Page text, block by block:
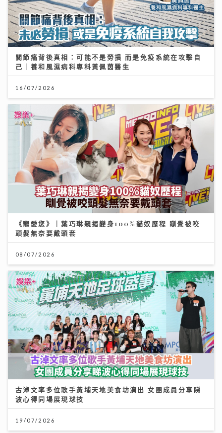
關節痛背後真相：可能不是勞損 而是免疫系統在攻擊自
己｜養和風濕病科專科黃佩茵醫生
16/07/2026
《寵愛您》｜葉巧琳親揭變身100%貓奴歷程 瞓覺被咬
頭髮無奈要戴頭套
08/07/2026
古淖文率多位歌手黃埔天地美食坊演出 女團成員分享睇
波心得同場展現球技
19/07/2026